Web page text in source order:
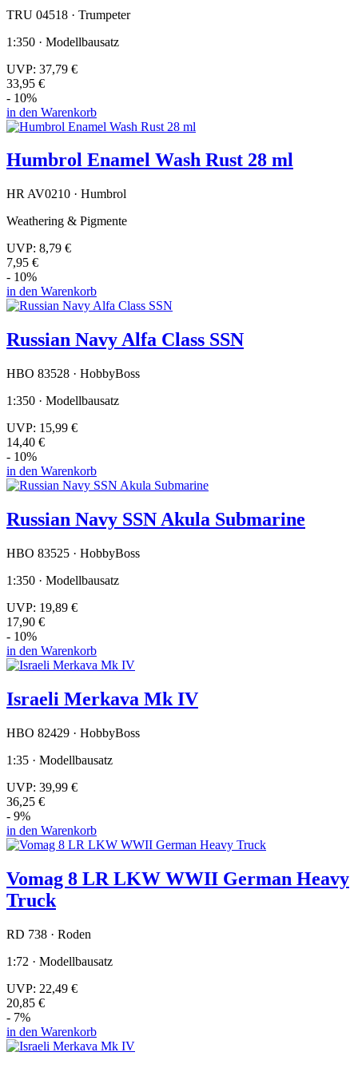
TRU 04518 · Trumpeter
1:350 · Modellbausatz
UVP: 37,79 €
33,95 €
- 10%
in den Warenkorb
Humbrol Enamel Wash Rust 28 ml
HR AV0210 · Humbrol
Weathering & Pigmente
UVP: 8,79 €
7,95 €
- 10%
in den Warenkorb
Russian Navy Alfa Class SSN
HBO 83528 · HobbyBoss
1:350 · Modellbausatz
UVP: 15,99 €
14,40 €
- 10%
in den Warenkorb
Russian Navy SSN Akula Submarine
HBO 83525 · HobbyBoss
1:350 · Modellbausatz
UVP: 19,89 €
17,90 €
- 10%
in den Warenkorb
Israeli Merkava Mk IV
HBO 82429 · HobbyBoss
1:35 · Modellbausatz
UVP: 39,99 €
36,25 €
- 9%
in den Warenkorb
Vomag 8 LR LKW WWII German Heavy
Truck
RD 738 · Roden
1:72 · Modellbausatz
UVP: 22,49 €
20,85 €
- 7%
in den Warenkorb